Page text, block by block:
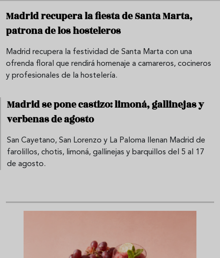
Madrid recupera la fiesta de Santa Marta,
patrona de los hosteleros
Madrid recupera la festividad de Santa Marta con una
ofrenda floral que rendirá homenaje a camareros, cocineros
y profesionales de la hostelería.
Madrid se pone castizo: limoná, gallinejas y
verbenas de agosto
San Cayetano, San Lorenzo y La Paloma llenan Madrid de
farolillos, chotis, limoná, gallinejas y barquillos del 5 al 17
de agosto.